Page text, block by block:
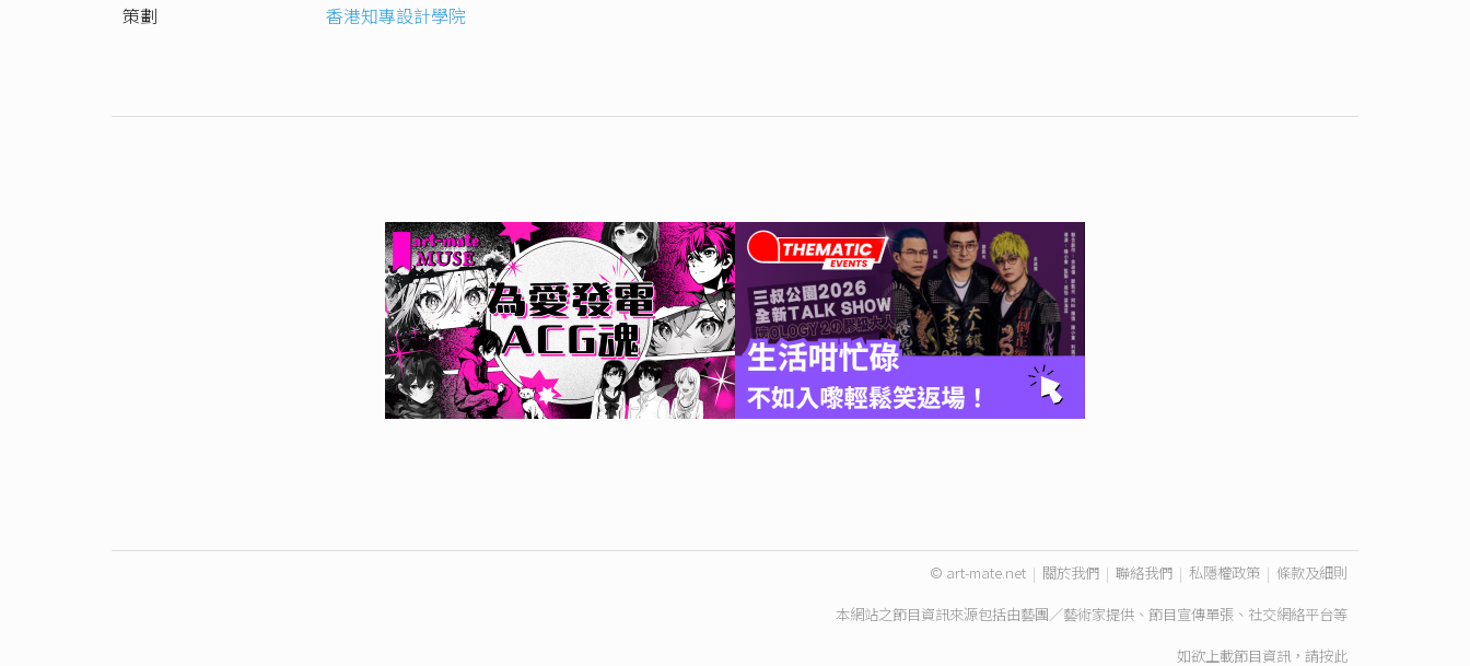
策劃
香港知專設計學院
© art-mate.net | 關於我們 | 聯絡我們 | 私隱權政策 | 條款及細則
本網站之節目資訊來源包括由藝團／藝術家提供、節目宣傳單張、社交網絡平台等
如欲上載節目資訊，請按此